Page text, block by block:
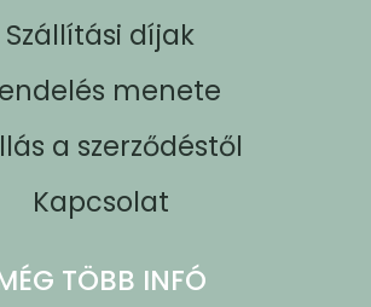
Szállítási díjak
menete
a szerződéstől
Kapcsolat
TÖBB INFÓ